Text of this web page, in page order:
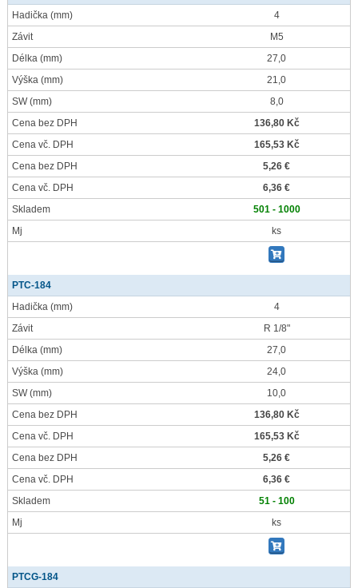
Hadička (mm)
4
Závit
M5
Délka (mm)
27,0
Výška (mm)
21,0
SW(mm)
8,0
Cena bez DPH
136,80 Kč
Cena vč. DPH
165,53 Kč
Cena bez DPH
5,26 €
Cena vč. DPH
6,36 €
Skladem
501 - 1000
Mj
ks
PTC-184
Hadička (mm)
4
Závit
R 1/8"
Délka (mm)
27,0
Výška (mm)
24,0
SW(mm)
10,0
Cena bez DPH
136,80 Kč
Cena vč. DPH
165,53 Kč
Cena bez DPH
5,26 €
Cena vč. DPH
6,36 €
Skladem
51 - 100
Mj
ks
PTCG-184